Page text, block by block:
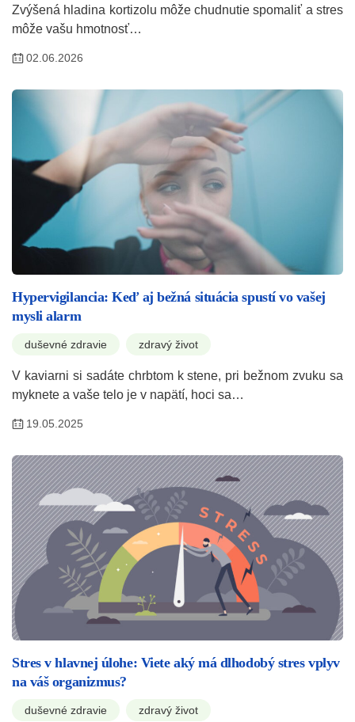
Zvýšená hladina kortizolu môže chudnutie spomaliť a stres
môže vašu hmotnosť…
02.06.2026
Hypervigilancia: Keď aj bežná situácia spustí vo vašej
mysli alarm
duševné zdravie zdravý život
V kaviarni si sadáte chrbtom k stene, pri bežnom zvuku sa
myknete a vaše telo je v napätí, hoci sa…
19.05.2025
Stres v hlavnej úlohe: Viete aký má dlhodobý stres vplyv
na váš organizmus?
duševné zdravie zdravý život